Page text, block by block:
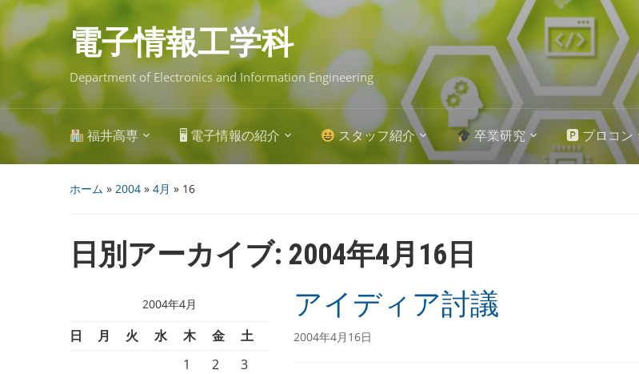
Skip
to
main
content 電子情報工学科
Department of Electronics and Information Engineering
福井高専 🖥 電子情報の紹介 スタッフ紹介 卒業研究 🅿 プロコン
ホーム » 2004 » 4月 » 16
日別アーカイブ: 2004年4月16日
2004年4月
日 月 火 水 木 金
土
1
2
3
アイディア討議
2004年4月16日